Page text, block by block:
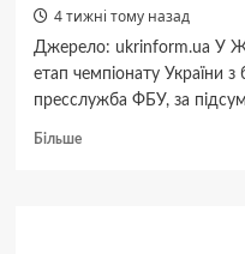
4 тижні тому назад
Джерело: ukrinform.ua У
етап чемпіонату України
пресслужба ФБУ, за
БільшеДокладніше